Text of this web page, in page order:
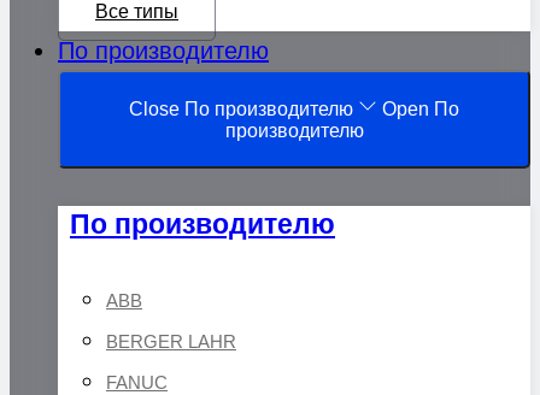
Все типы
По производителю
Close По производителю
Open По
производителю
По производителю
ABB
BERGER LAHR
FANUC